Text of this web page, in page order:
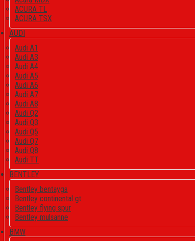
ACURA TL
ACURA TSX
AUDI
Audi A1
Audi A3
Audi A4
Audi A5
Audi A6
Audi A7
Audi A8
Audi Q2
Audi Q3
Audi Q5
Audi Q7
Audi Q8
Audi TT
BENTLEY
Bentley bentayga
Bentley continental gt
Bentley flying spur
Bentley mulsanne
BMW